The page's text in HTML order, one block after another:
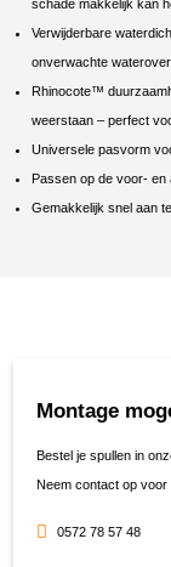
schade makkelijk kan
Verwijderbare
onverwachte
Rhinocote™
weerstaan – perfect
Universele pasvorm
Passen op de voor- en
Gemakkelijk snel aan
Montage
Bestel je spullen in
Neem contact op voor
0572 78 57 48